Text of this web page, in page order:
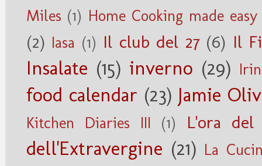
Miles (1) Home Cooking made easy
(2) Iasa (1) Il club del 27 (6) Il
Insalate (15) inverno (29)
food calendar (23) Jamie
Kitchen Diaries III (1) L'ora
dell'Extravergine (21) La